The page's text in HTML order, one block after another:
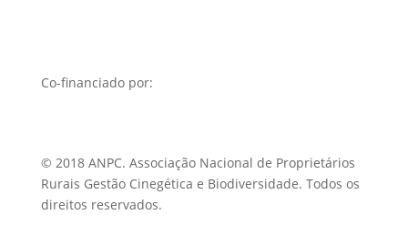
Co-financiado por:
© 2018 ANPC. Associação Nacional de Proprietários
Rurais Gestão Cinegética e Biodiversidade. Todos os
direitos reservados.